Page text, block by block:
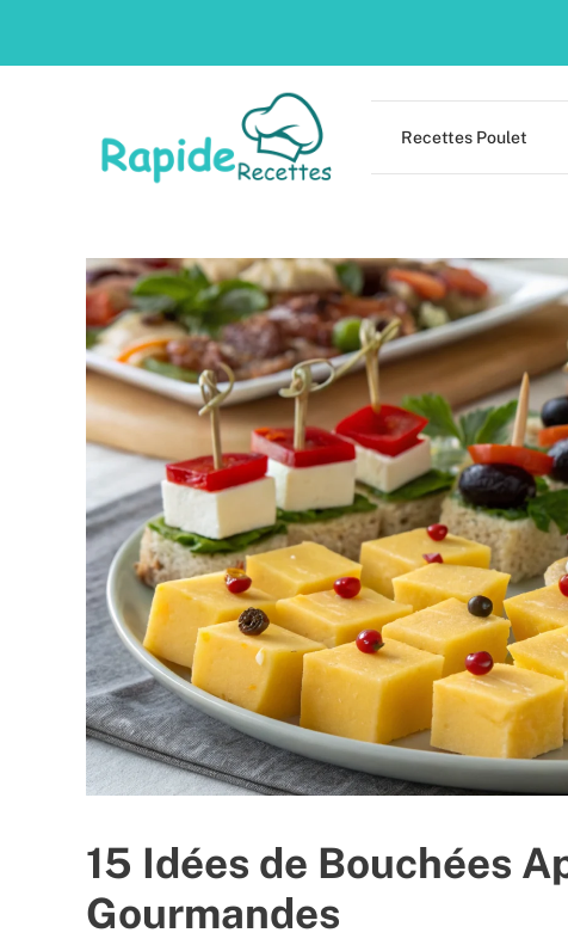
Recettes Poulet
15 Idées de Bouchées
Gourmandes